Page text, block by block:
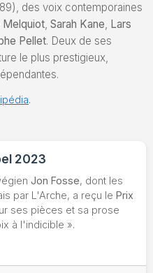
des voix contemporaines
Melquiot, Sarah Kane, Lars
Pellet. Deux de ses
le plus prestigieux,
.
2023
Jon Fosse, dont les
par L'Arche, a reçu le Prix
ses pièces et sa prose
à l'indicible ».